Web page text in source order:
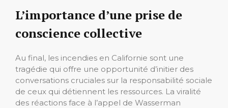
L’importance d’une prise de
conscience collective
Au final, les incendies en Californie sont une
tragédie qui offre une opportunité d’initier des
conversations cruciales sur la responsabilité sociale
de ceux qui détiennent les ressources. La viralité
des réactions face à l’appel de Wasserman